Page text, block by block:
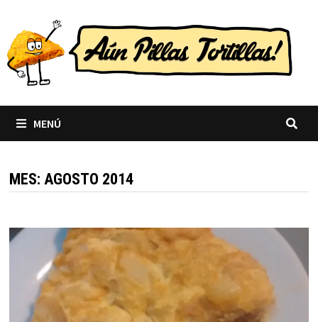
contenido
MENÚ
MES: AGOSTO 2014